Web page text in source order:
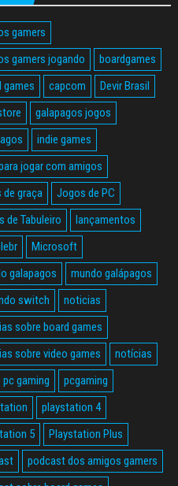
gamers
gamers jogando
boardgames
games
capcom
Devir Brasil
galapagos jogos
indie games
jogar com amigos
graça
Jogos de PC
de Tabuleiro
lançamentos
Microsoft
galapagos
mundo galápagos
switch
noticias
sobre board games
sobre video games
notícias
pc gaming
pcgaming
playstation 4
5
Playstation Plus
podcast dos amigos gamers